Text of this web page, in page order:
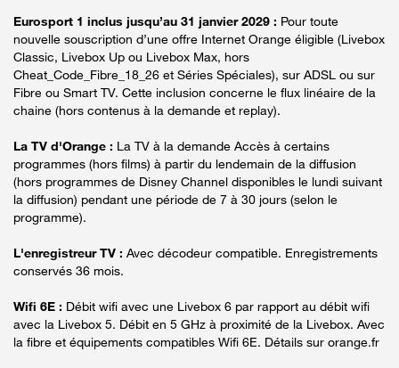
Eurosport 1 inclus jusqu’au 31 janvier 2029 : Pour toute
nouvelle souscription d’une offre Internet Orange éligible (Livebox
Classic, Livebox Up ou Livebox Max, hors
Cheat_Code_Fibre_18_26 et Séries Spéciales), sur ADSL ou sur
Fibre ou Smart TV. Cette inclusion concerne le flux linéaire de la
chaine (hors contenus à la demande et replay).
La TV d'Orange : La TV à la demande Accès à certains
programmes (hors films) à partir du lendemain de la diffusion
(hors programmes de Disney Channel disponibles le lundi suivant
la diffusion) pendant une période de 7 à 30 jours (selon le
programme).
L'enregistreur TV : Avec décodeur compatible. Enregistrements
conservés 36 mois.
Wifi 6E : Débit wifi avec une Livebox 6 par rapport au débit wifi
avec la Livebox 5. Débit en 5 GHz à proximité de la Livebox. Avec
la fibre et équipements compatibles Wifi 6E. Détails sur orange.fr